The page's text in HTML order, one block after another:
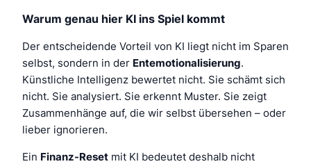
Warum genau hier KI ins Spiel kommt
Der entscheidende Vorteil von KI liegt nicht im Sparen
selbst, sondern in der Entemotionalisierung.
Künstliche Intelligenz bewertet nicht. Sie schämt sich
nicht. Sie analysiert. Sie erkennt Muster. Sie zeigt
Zusammenhänge auf, die wir selbst übersehen – oder
lieber ignorieren.
Ein Finanz-Reset mit KI bedeutet deshalb nicht